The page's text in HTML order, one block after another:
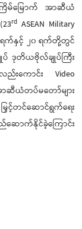
ကြိမ်မြောက် အာဆီယံ
rd ASEAN Military
ရက်နှင့် ၂၀ ရက်တို့တွင်
ပ် ဒုတိယဗိုလ်ချုပ်ကြီး
ကောင်း Video
ာဆီယံတပ်မတော်များ
ြှင့်တင်ဆောင်ရွက်ရေး
ာက်နိုင်ခဲ့ကြောင်း